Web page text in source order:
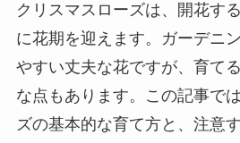
クリスマスローズは、開花す
に花期を迎えます。ガーデニ
やすい丈夫な花ですが、育て
な点もあります。この記事で
ズの基本的な育て方と、注意